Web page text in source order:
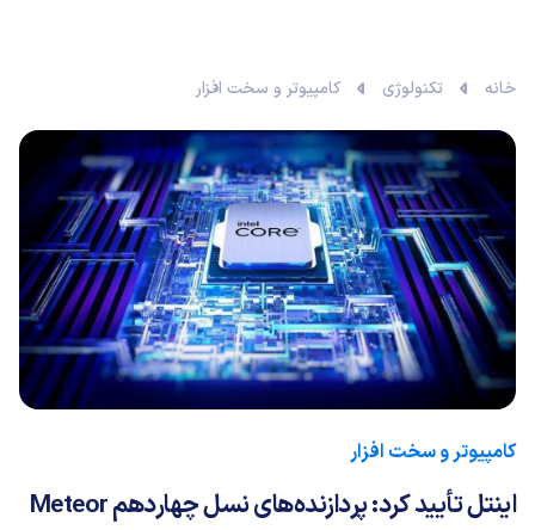
خانه تکنولوژی کامپیوتر و سخت افزار
کامپیوتر و سخت افزار
اینتل تأیید کرد: پردازنده‌های نسل چهاردهم Meteor